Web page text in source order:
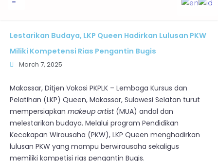
Lestarikan Budaya, LKP Queen Hadirkan Lulusan PKW
Miliki Kompetensi Rias Pengantin Bugis
March 7, 2025
Makassar, Ditjen Vokasi PKPLK – Lembaga Kursus dan
Pelatihan (LKP) Queen, Makassar, Sulawesi Selatan turut
mempersiapkan makeup artist(MUA) andal dan
melestarikan budaya. Melalui program Pendidikan
Kecakapan Wirausaha (PKW), LKP Queen menghadirkan
lulusan PKW yang mampu berwirausaha sekaligus
memiliki kompetisi rias pengantin Bugis.